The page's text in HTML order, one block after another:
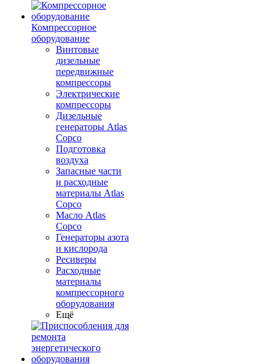
Компрессорное
оборудование
Винтовые
дизельные
передвижные
компрессоры
Электрические
компрессоры
Дизельные
генераторы Atlas
Copco
Подготовка
воздуха
Запасные части
и расходные
материалы Atlas
Copco
Масло Atlas
Copco
Генераторы азота
и кислорода
Ресиверы
Расходные
материалы
компрессорного
оборудования
Ещё